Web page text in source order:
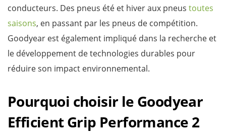
conducteurs. Des pneus été et hiver aux pneus toutes
saisons, en passant par les pneus de compétition.
Goodyear est également impliqué dans la recherche et
le développement de technologies durables pour
réduire son impact environnemental.
Pourquoi choisir le Goodyear
Efficient Grip Performance 2